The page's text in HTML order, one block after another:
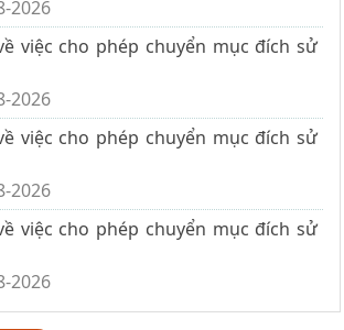
2026
việc cho phép chuyển mục đích sử
2026
việc cho phép chuyển mục đích sử
2026
việc cho phép chuyển mục đích sử
2026